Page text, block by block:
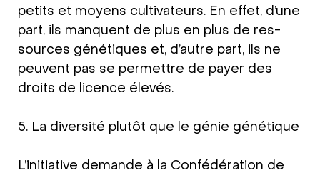
petits et moy­ens cul­ti­va­teurs. En effet, d’u­ne
part, ils man­quent de plus en plus de res­
sour­ces géné­ti­ques et, d’aut­re part, ils ne
peu­vent pas se per­mett­re de payer des
droits de licence éle­vés.
5. La diver­si­té plutôt que le génie géné­tique
L’initia­ti­ve deman­de à la Con­fé­dé­ra­ti­on de